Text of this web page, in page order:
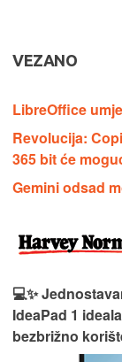
VEZANO
LibreOffice
Revolucija:
365 bit će
Gemini odsad
💻✨
IdeaPad 1
bezbrižno